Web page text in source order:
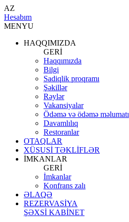
AZ
Hesabım
MENYU
HAQQIMIZDA
GERİ
Haqqımızda
Bilgi
Sadiqlik proqramı
Şəkillər
Rəylər
Vakansiyalar
Ödəmə və ödəmə məlumatı
Davamlılıq
Restoranlar
OTAQLAR
XÜSUSİ TƏKLİFLƏR
İMKANLAR
GERİ
İmkanlar
Konfrans zalı
ƏLAQƏ
REZERVASİYA
ŞƏXSİ KABİNET